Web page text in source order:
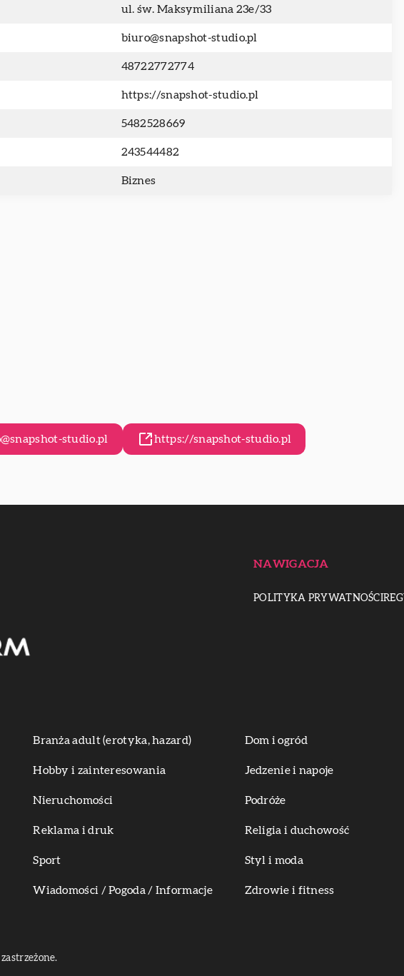
ul. św. Maksymiliana 23e/33
biuro@snapshot-studio.pl
48722772774
https://snapshot-studio.pl
5482528669
243544482
Biznes
studio.pl https://snapshot-studio.pl
NAWIGACJA
POLITYKA PRYWATNOŚCI
Branża adult (erotyka, hazard) Dom i ogród
Hobby i zainteresowania Jedzenie i napoje
Nieruchomości Podróże
Reklama i druk Religia i duchowość
Sport Styl i moda
Wiadomości / Pogoda / Informacje Zdrowie i fitness